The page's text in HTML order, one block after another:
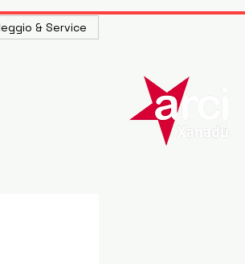
& Service